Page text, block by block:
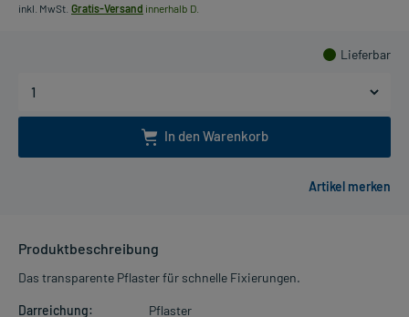
inkl. MwSt. Gratis-Versand innerhalb D.
Lieferbar
In den Warenkorb
Produktbeschreibung
Das transparente Pflaster für schnelle Fixierungen.
Darreichung:
Pflaster